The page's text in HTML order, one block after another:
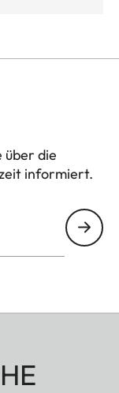
über die
informiert.